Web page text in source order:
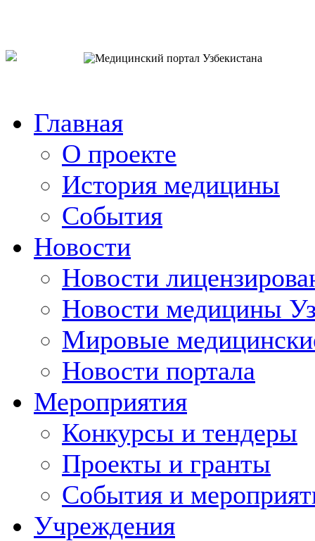
Главная
О проекте
История медицины
События
Новости
Новости
Новости медицины
Мировые
Новости портала
Мероприятия
Конкурсы и тендеры
Проекты и гранты
События и
Учреждения